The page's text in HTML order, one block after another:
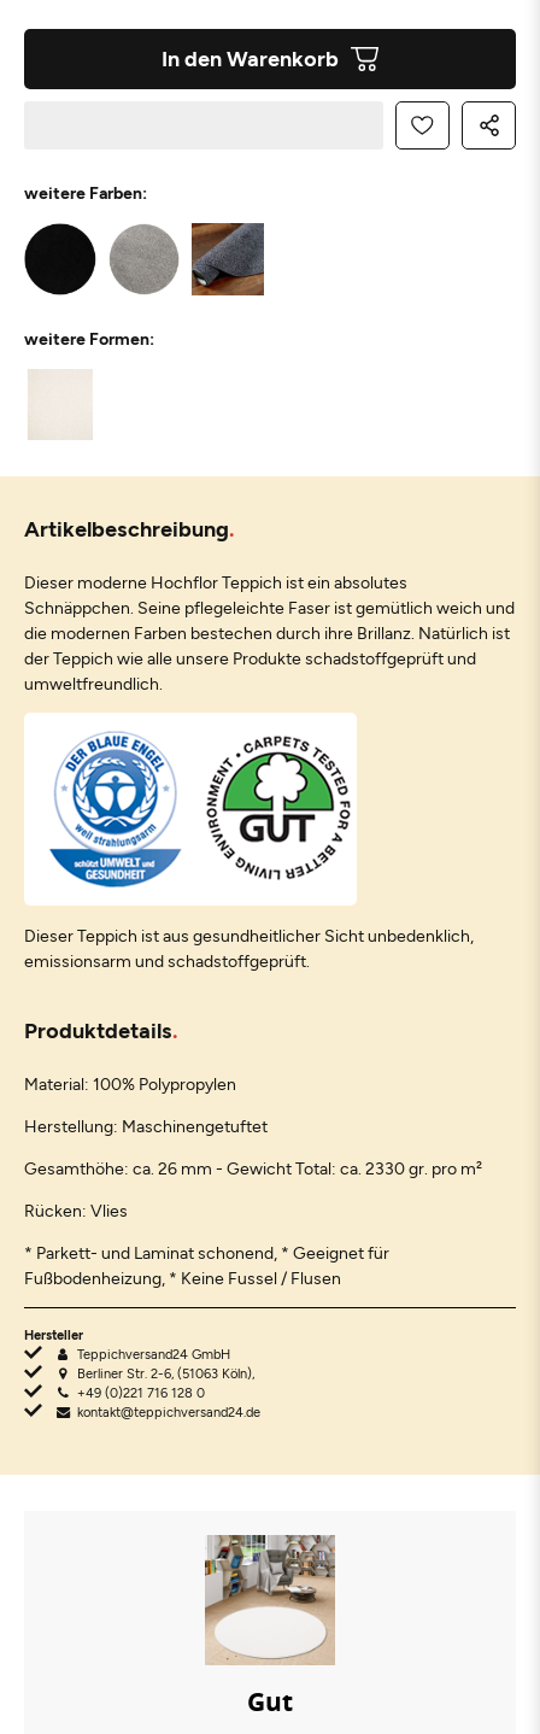
In den Warenkorb
weitere Farben:
weitere Formen:
Artikelbeschreibung
Dieser moderne Hochflor Teppich ist ein absolutes
Schnäppchen. Seine pflegeleichte Faser ist gemütlich weich und
die modernen Farben bestechen durch ihre Brillanz. Natürlich ist
der Teppich wie alle unsere Produkte schadstoffgeprüft und
umweltfreundlich.
Dieser Teppich ist aus gesundheitlicher Sicht unbedenklich,
emissionsarm und schadstoffgeprüft.
Produktdetails
Material: 100% Polypropylen
Herstellung: Maschinengetuftet
Gesamthöhe: ca. 26 mm - Gewicht Total: ca. 2330 gr. pro m²
Rücken: Vlies
* Parkett- und Laminat schonend, * Geeignet für
Fußbodenheizung, * Keine Fussel / Flusen
Hersteller
Teppichversand24 GmbH
Berliner Str. 2-6, (51063 Köln),
+49 (0)221 716 128 0
kontakt@teppichversand24.de
Gut